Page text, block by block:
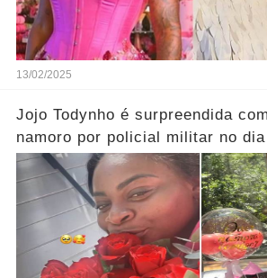
13/02/2025
Jojo Todynho é surpreendida
namoro por policial militar no
mais